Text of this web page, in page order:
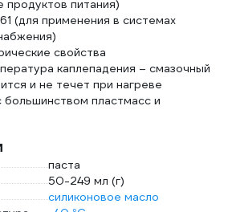
продуктов питания)
(для применения в системах
свойства
каплепадения – смазочный
и не течет при нагреве
пластмасс и
паста
50-249 мл (г)
силиконовое масло